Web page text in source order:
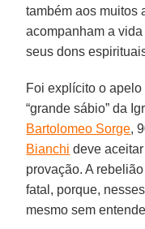
também aos muitos
acompanham a
seus dons
Foi explícito o
“grande sábio” da
Bartolomeo Sorge,
Bianchi deve
provação. A
fatal, porque,
mesmo sem